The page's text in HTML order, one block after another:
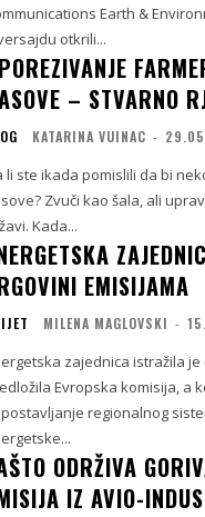
Earth &
otkrili...
– STVARNO
KATARINA VUINAC -
li ste ikada pomislili da bi
Zvuči kao šala, ali
Kada...
EMISIJAMA
MILENA MAGLOVSKI -
zajednica istražila
Evropska komisija, a
regionalnog
ODRŽIVA
IZ AVIO-